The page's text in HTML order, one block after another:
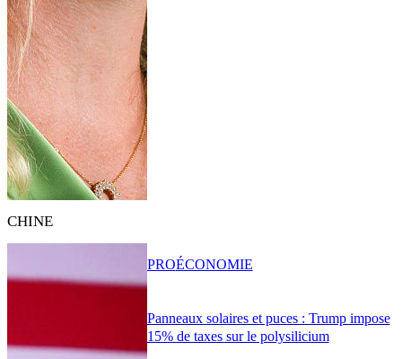
CHINE
Panneaux solaires et puces : Trump impose
15% de taxes sur le polysilicium
PROÉCONOMIE